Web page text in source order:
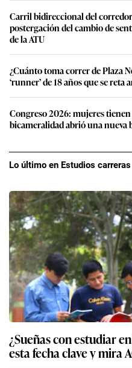
Carril bidireccional del
postergación del cambio de
de la ATU
¿Cuánto toma correr de Plaza
‘runner’ de 18 años que se reta
Congreso 2026: mujeres tienen
bicameralidad abrió una nueva
Lo último en Estudios carreras
¿Sueñas con estudiar
esta fecha clave y mira